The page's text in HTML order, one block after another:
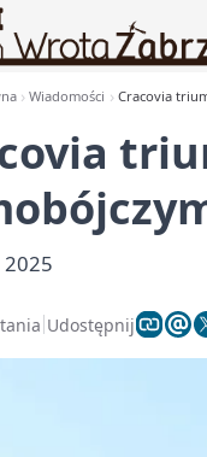
Wiadomości Cracovia
2025
Udostępnij